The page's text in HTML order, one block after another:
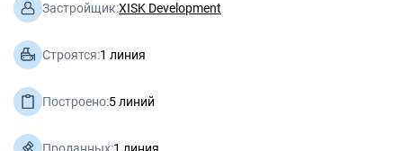
Застройщик:XISK Development
Строятся:1 линия
Построено:5 линий